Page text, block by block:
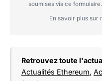
soumises via ce formulaire.
En savoir plus
Retrouvez toute
Actualités Ethereum,